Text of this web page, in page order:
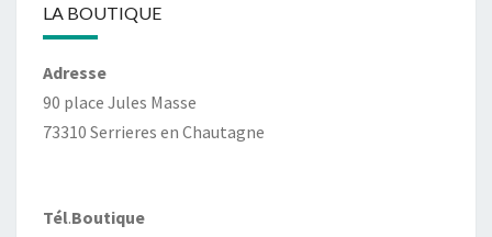
LA BOUTIQUE
Adresse
90 place Jules Masse
73310 Serrieres en Chautagne
Tél.Boutique